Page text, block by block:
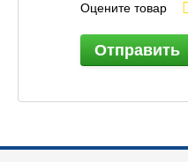
Оцените товар
Отправить